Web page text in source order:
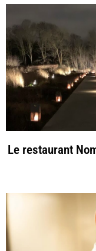
Le restaurant